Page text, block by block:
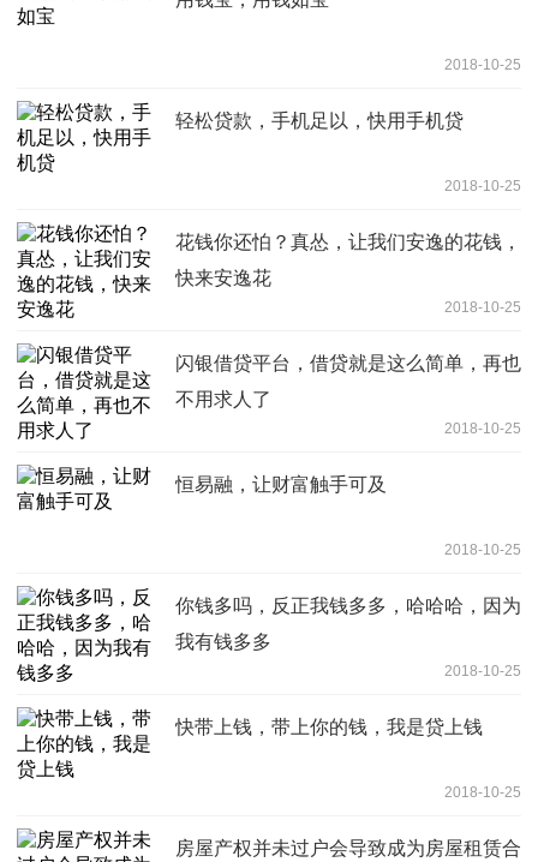
2018-10-25
轻松贷款，手机足以，快用手机贷
2018-10-25
花钱你还怕？真怂，让我们安逸的花钱，
快来安逸花
2018-10-25
闪银借贷平台，借贷就是这么简单，再也
不用求人了
2018-10-25
恒易融，让财富触手可及
2018-10-25
你钱多吗，反正我钱多多，哈哈哈，因为
我有钱多多
2018-10-25
快带上钱，带上你的钱，我是贷上钱
2018-10-25
房屋产权并未过户会导致成为房屋租赁合